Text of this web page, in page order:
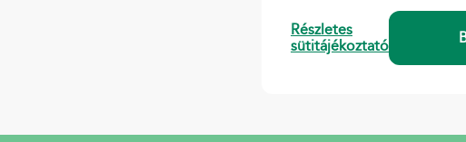
Részletes
sütitájékoztató
Süti tájékoztató